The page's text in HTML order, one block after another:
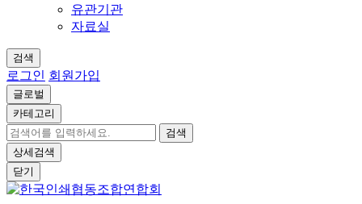
유관기관
자료실
검색
로그인 회원가입
글로벌
카테고리
검색
상세검색
닫기